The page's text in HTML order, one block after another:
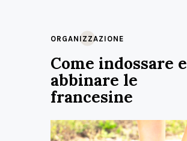
ORGANIZZAZIONE
Come indossare e
abbinare le
francesine